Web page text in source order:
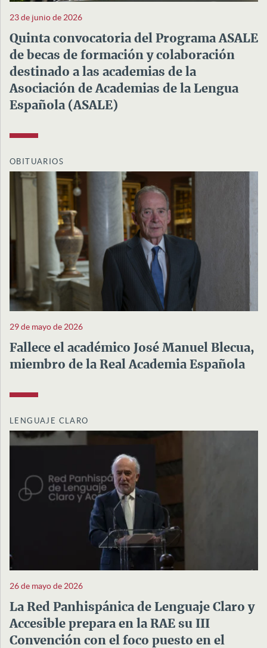
23 de junio de 2026
Quinta convocatoria del Programa ASALE
de becas de formación y colaboración
destinado a las academias de la
Asociación de Academias de la Lengua
Española (ASALE)
OBITUARIOS
29 de mayo de 2026
Fallece el académico José Manuel Blecua,
miembro de la Real Academia Española
LENGUAJE CLARO
26 de mayo de 2026
La Red Panhispánica de Lenguaje Claro y
Accesible prepara en la RAE su III
Convención con el foco puesto en el